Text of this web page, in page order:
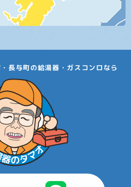
長与町の給湯器・ガスコンロなら